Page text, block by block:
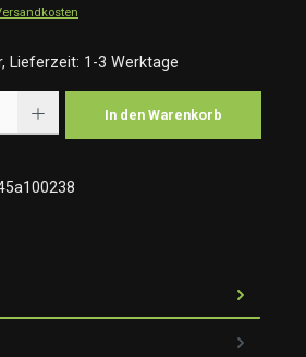
Lieferzeit: 1-3 Werktage
In den Warenkorb